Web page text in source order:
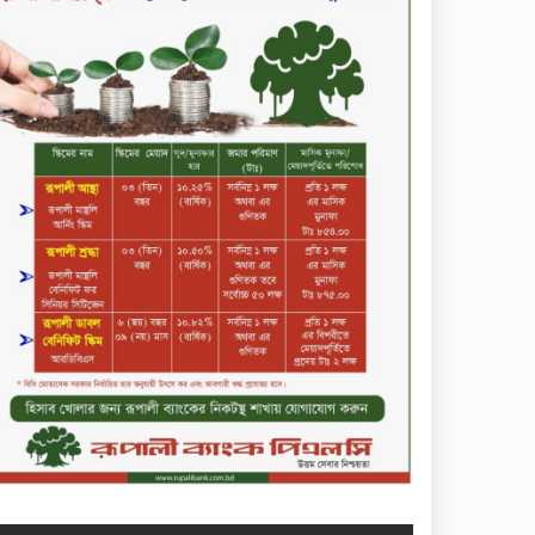
সপ্তাহের শেষ কার্যদিবসে দরবৃদ্ধির
শীর্ষে নিটল ইন্স্যুরেন্স
সিলেটের ওসমানীনগরে দুই বাসের
মুখোমুখি সংঘর্ষে ৮ জন নিহত
২০২৯ সালের মধ্যে বাংলাদেশের
সবচেয়ে বিশ্বস্ত, টেকসই ও
ক্যাশলেস ব্যাংক হওয়ার লক্ষ্য
নিয়ে ‘ভিশন ২০২৯’ উন্মোচন করল
কমিউনিটি ব্যাংক বাংলাদেশ
পিএলসি